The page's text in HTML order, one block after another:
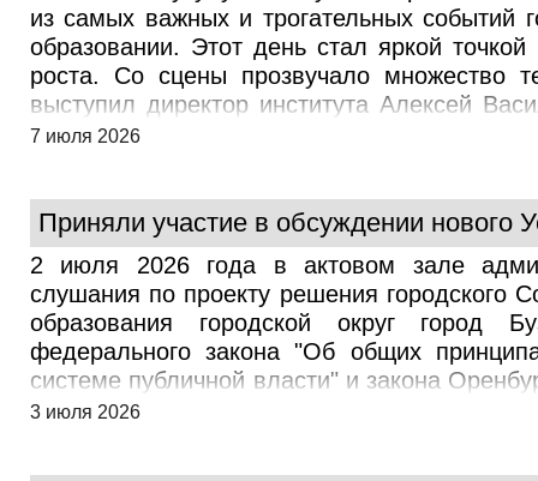
через портал Госуслуг. Необходимые
диплом), СНИЛС, фото 3х4. Подробную
40.
из самых важных и трогательных
образовании. Этот день стал яркой
роста. Со сцены прозвучало множество
выступил директор института Алексей
прямой студенчества и пожелал им
активную жизненную позицию. Особая
сегодня обрели своих героев. Это
уровня подготовки в нашем филиале.
вклад в развитие научного сообщества
инициативные и талантливые студенты
полученные знания станут прочным
, навсегда останутся в памяти как время
7 июля 2026
Приняли участие в обсуждении нового
2 июля 2026 года в актовом зале
слушания по проекту решения городского
образования городской округ город
федерального закона "Об общих
системе публичной власти" и закона
организации местного самоуправления
3 июля 2026